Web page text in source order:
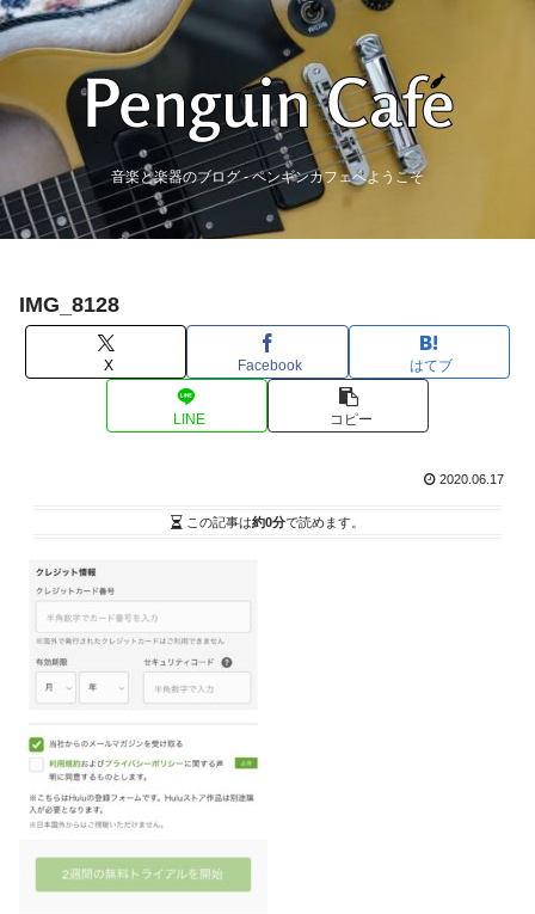
音楽と楽器のブログ - ペンギンカフェへようこそ
IMG_8128
X Facebook はてブ
LINE コピー
2020.06.17
この記事は約0分で読めます。